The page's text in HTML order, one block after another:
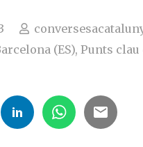
(ES),Punts clau